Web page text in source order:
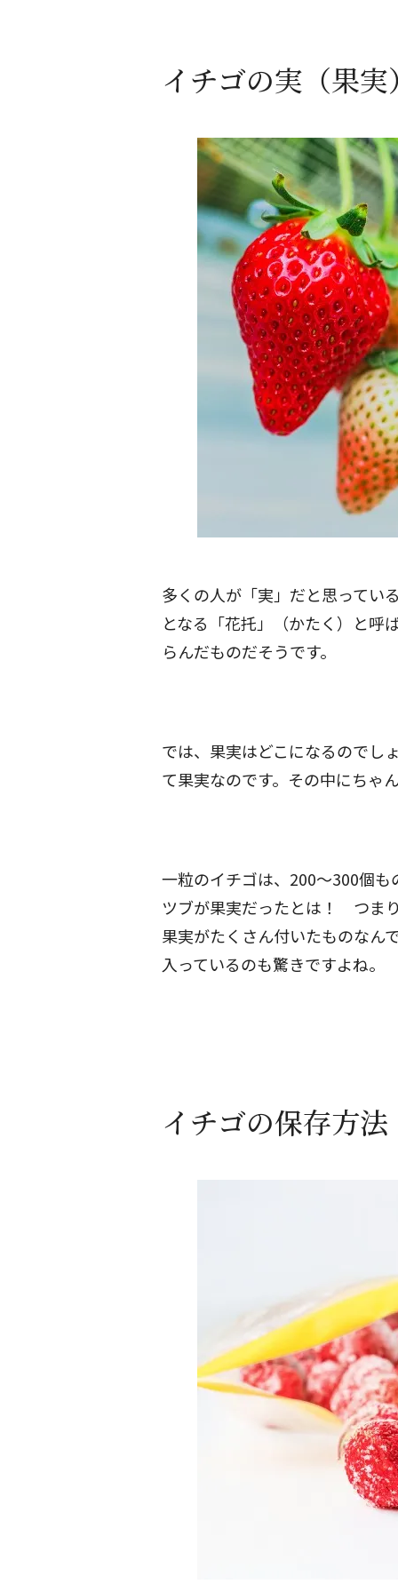
イチゴの実（果
多くの人が「実」だと思ってい
となる「花托」（かたく）と呼
らんだものだそうです。
では、果実はどこになるので
て果実なのです。その中にちゃ
一粒のイチゴは、200～300個
ツブが果実だったとは！ つま
果実がたくさん付いたものなん
入っているのも驚きですよね。
イチゴの保存方法